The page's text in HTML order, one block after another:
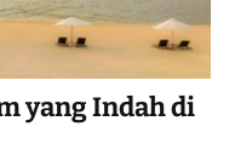
yang Indah di